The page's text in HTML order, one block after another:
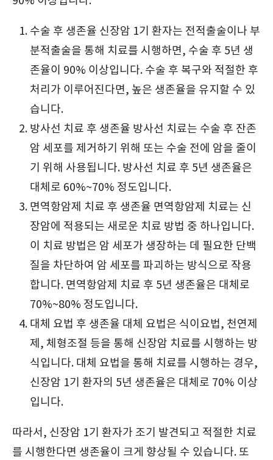
수술 후 생존율 신장암 1기 환자는 전적출술이나 부
분적출술을 통해 치료를 시행하면, 수술 후 5년 생
존율이 90% 이상입니다. 수술 후 복구와 적절한 후
처리가 이루어진다면, 높은 생존율을 유지할 수 있
습니다.
방사선 치료 후 생존율 방사선 치료는 수술 후 잔존
암 세포를 제거하기 위해 또는 수술 전에 암을 줄이
기 위해 사용됩니다. 방사선 치료 후 5년 생존율은
대체로 60%~70% 정도입니다.
면역항암제 치료 후 생존율 면역항암제 치료는 신
장암에 적용되는 새로운 치료 방법 중 하나입니다.
이 치료 방법은 암 세포가 생장하는 데 필요한 단백
질을 차단하여 암 세포를 파괴하는 방식으로 작용
합니다. 면역항암제 치료 후 5년 생존율은 대체로
70%~80% 정도입니다.
대체 요법 후 생존율 대체 요법은 식이요법, 천연제
제, 체형조절 등을 통해 신장암 치료를 시행하는 방
식입니다. 대체 요법을 통해 치료를 시행하는 경우,
신장암 1기 환자의 5년 생존율은 대체로 70% 이상
입니다.
따라서, 신장암 1기 환자가 조기 발견되고 적절한 치료
를 시행한다면 생존율이 크게 향상될 수 있습니다. 또